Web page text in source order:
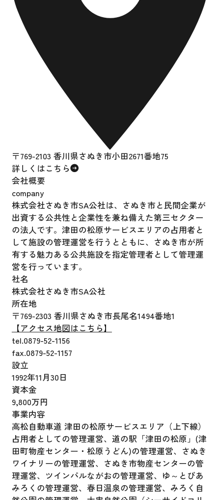
〒769-2103 香川県さぬき市小田2671番地75
詳しくはこちら
会社概要
company
株式会社さぬき市SA公社は、さぬき市と民間企業が
出資する公共性と企業性を兼ね備えた第三セクター
の法人です。津田の松原サービスエリアの占用者と
して施設の管理運営を行うとともに、さぬき市が所
有する魅力ある公共施設を指定管理者として管理運
営を行っています。
社名
株式会社さぬき市SA公社
所在地
〒769-2303 香川県さぬき市長尾名1494番地1
【アクセス地図はこちら】
tel.0879-52-1156
fax.0879-52-1157
設立
1992年11月30日
資本金
9,800万円
事業内容
高松自動車道 津田の松原サービスエリア（上下線）
占用者としての管理運営、道の駅「津田の松原」(津
田町物産センター・松原うどん)の管理運営、さぬき
ワイナリーの管理運営、さぬき市物産センターの管
理運営、ツインパルながおの管理運営、ゆ～とぴあ
みろくの管理運営、春日温泉の管理運営、みろく自